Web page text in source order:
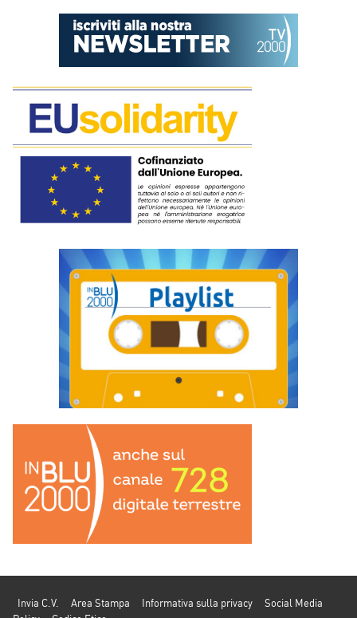
Invia C.V. Area Stampa Informativa sulla privacy
Social Media